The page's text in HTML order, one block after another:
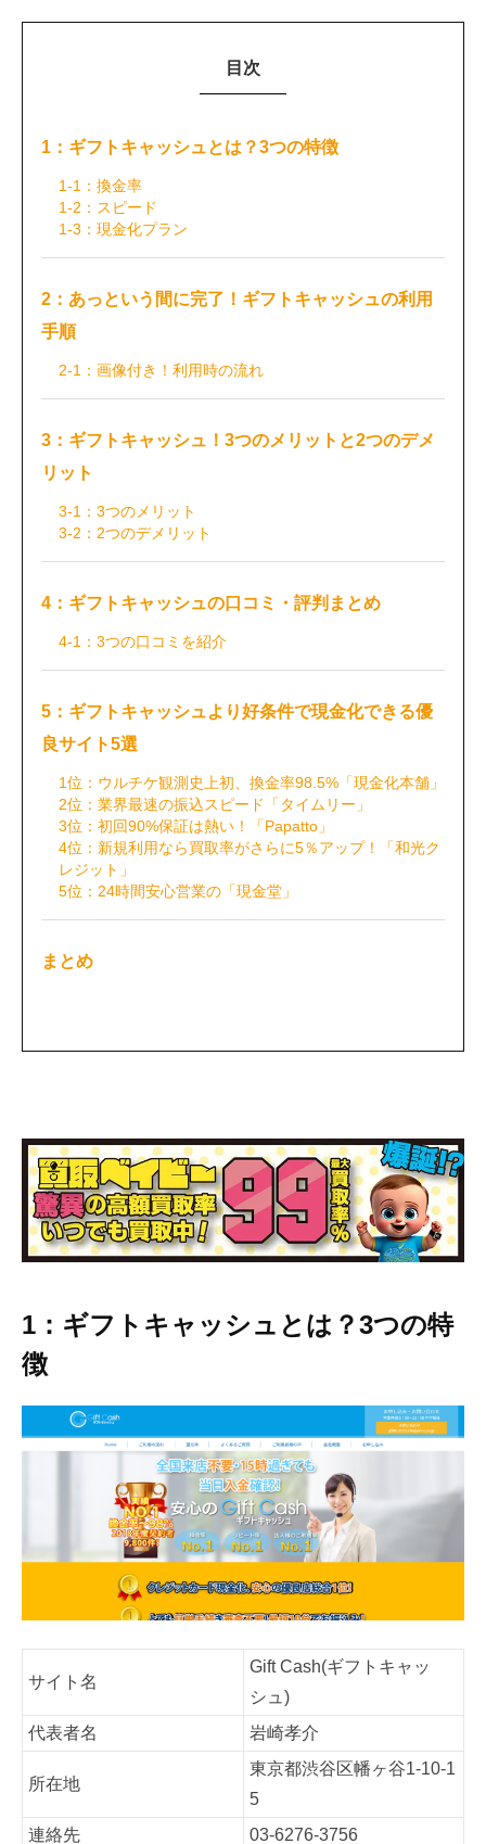
目次
1：ギフトキャッシュとは？3つの特徴
1-1：換金率
1-2：スピード
1-3：現金化プラン
2：あっという間に完了！ギフトキャッシュの利用
手順
2-1：画像付き！利用時の流れ
3：ギフトキャッシュ！3つのメリットと2つのデメ
リット
3-1：3つのメリット
3-2：2つのデメリット
4：ギフトキャッシュの口コミ・評判まとめ
4-1：3つの口コミを紹介
5：ギフトキャッシュより好条件で現金化できる優
良サイト5選
1位：ウルチケ観測史上初、換金率98.5%「現金化本舗」
2位：業界最速の振込スピード「タイムリー」
3位：初回90%保証は熱い！「Papatto」
4位：新規利用なら買取率がさらに5％アップ！「和光ク
レジット」
5位：24時間安心営業の「現金堂」
まとめ
1：ギフトキャッシュとは？3つの特
徴
サイト名
Gift Cash(ギフトキャッ
シュ)
代表者名
岩崎孝介
所在地
東京都渋谷区幡ヶ谷1-10-1
5
連絡先
03-6276-3756